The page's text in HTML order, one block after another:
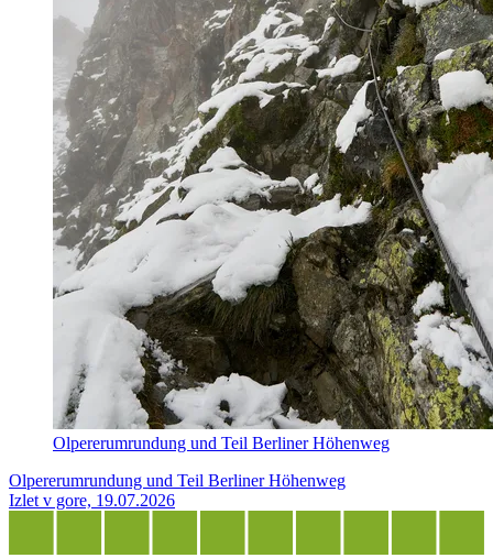
Olpererumrundung und Teil Berliner Höhenweg
Olpererumrundung und Teil Berliner Höhenweg
Izlet v gore, 19.07.2026